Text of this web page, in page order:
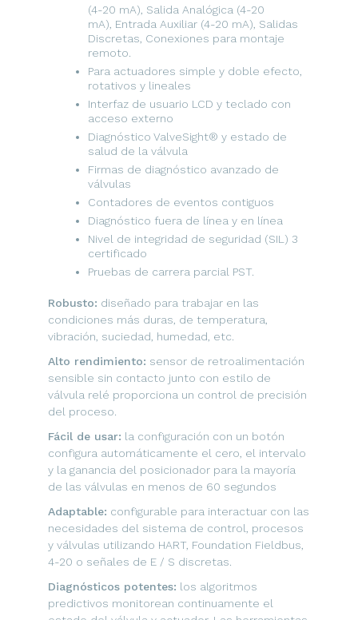
(4-20 mA), Salida Analógica (4-20
mA), Entrada Auxiliar (4-20 mA), Salidas
Discretas, Conexiones para montaje
remoto.
Para actuadores simple y doble efecto,
rotativos y lineales
Interfaz de usuario LCD y teclado con
acceso externo
Diagnóstico ValveSight® y estado de
salud de la válvula
Firmas de diagnóstico avanzado de
válvulas
Contadores de eventos contiguos
Diagnóstico fuera de línea y en línea
Nivel de integridad de seguridad (SIL) 3
certificado
Pruebas de carrera parcial PST.
Robusto: diseñado para trabajar en las
condiciones más duras, de temperatura,
vibración, suciedad, humedad, etc.
Alto rendimiento: sensor de retroalimentación
sensible sin contacto junto con estilo de
válvula relé proporciona un control de precisión
del proceso.
Fácil de usar: la configuración con un botón
configura automáticamente el cero, el intervalo
y la ganancia del posicionador para la mayoría
de las válvulas en menos de 60 segundos
Adaptable: configurable para interactuar con las
necesidades del sistema de control, procesos
y válvulas utilizando HART, Foundation Fieldbus,
4-20 o señales de E / S discretas.
Diagnósticos potentes: los algoritmos
predictivos monitorean continuamente el